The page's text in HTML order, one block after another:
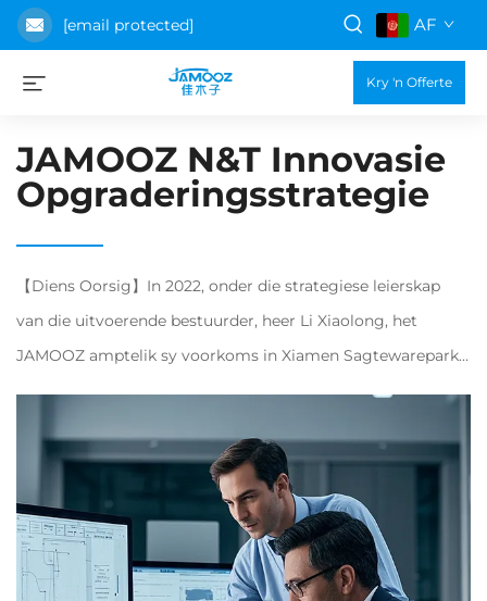
[email protected] AF
Kry 'n Offerte
JAMOOZ N&T Innovasie
Opgraderingsstrategie
【Diens Oorsig】In 2022, onder die strategiese leierskap
van die uitvoerende bestuurder, heer Li Xiaolong, het
JAMOOZ amptelik sy voorkoms in Xiamen Sagtewarepark
Fase III gevestig, aansienlike beleggings gedoen om die
Ontwikkelingsentrum" te bou. Hierdie sentrum fokus op...